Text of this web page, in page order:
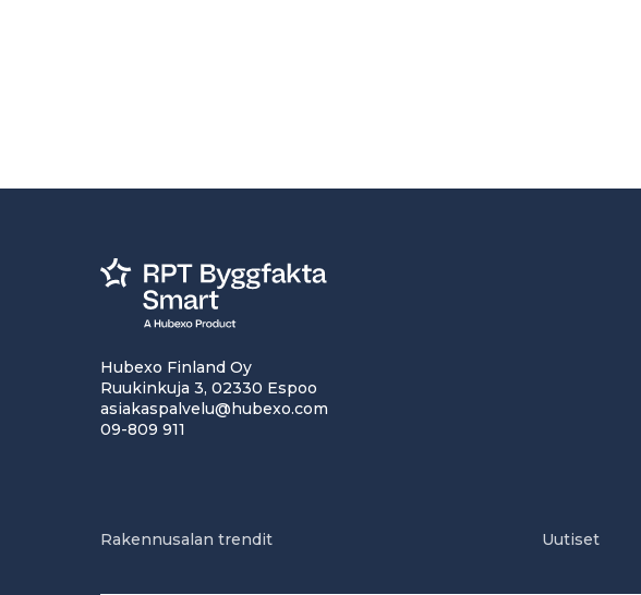
Hubexo Finland Oy
Ruukinkuja 3, 02330 Espoo
asiakaspalvelu@hubexo.com
09-809 911
Rakennusalan trendit Uutiset